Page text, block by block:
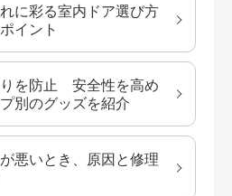
に彩る室内ドア選び方
イント
りを防止 安全性を高め
別のグッズを紹介
悪いとき、原因と修理